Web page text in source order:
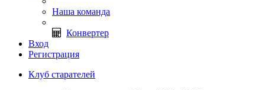
Наша команда
Конвертер
Вход
Регистрация
Клуб старателей